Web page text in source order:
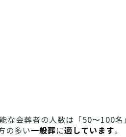
な会葬者の人数は「50〜100
の多い一般葬に適しています。